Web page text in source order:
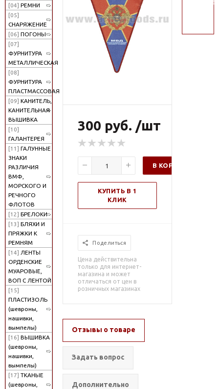
[04] РЕМНИ
[05]
СНАРЯЖЕНИЕ
[06] ПОГОНЫ
[07]
ФУРНИТУРА
МЕТАЛЛИЧЕСКАЯ
[08]
ФУРНИТУРА
ПЛАСТМАССОВАЯ
[09] КАНИТЕЛЬ,
КАНИТЕЛЬНАЯ
ВЫШИВКА
[10]
ГАЛАНТЕРЕЯ
[11] ГАЛУННЫЕ
ЗНАКИ
РАЗЛИЧИЯ
ВМФ,
МОРСКОГО И
РЕЧНОГО
ФЛОТОВ
[12] БРЕЛОКИ
[13] БЛЯХИ И
ПРЯЖКИ К
РЕМНЯМ
[14] ЛЕНТЫ
ОРДЕНСКИЕ
МУАРОВЫЕ,
ВОП С ЛЕНТОЙ
[15]
ПЛАСТИЗОЛЬ
(шевроны,
нашивки,
вымпелы)
[16] ВЫШИВКА
(шевроны,
нашивки,
вымпелы)
[17] ТКАНЫЕ
(шевроны,
300 руб. /шт
В КОРЗИНУ
КУПИТЬ В 1
КЛИК
Поделиться
Цена действительна
только для интернет-
магазина и может
отличаться от цен в
розничных магазинах
Отзывы о товаре
Задать вопрос
Дополнительно